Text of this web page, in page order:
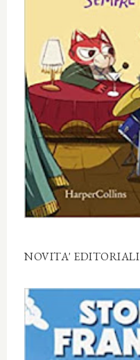
NOVITA' EDITORIALI